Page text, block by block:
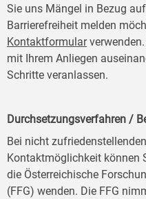
Sie uns Mängel in Bezug
Barrierefreiheit melden
Kontaktformular
mit Ihrem Anliegen
Schritte veranlassen.
Durchsetzungsverfahren /
Bei nicht
Kontaktmöglichkeit können
die Österreichische
(FFG) wenden. Die FFG